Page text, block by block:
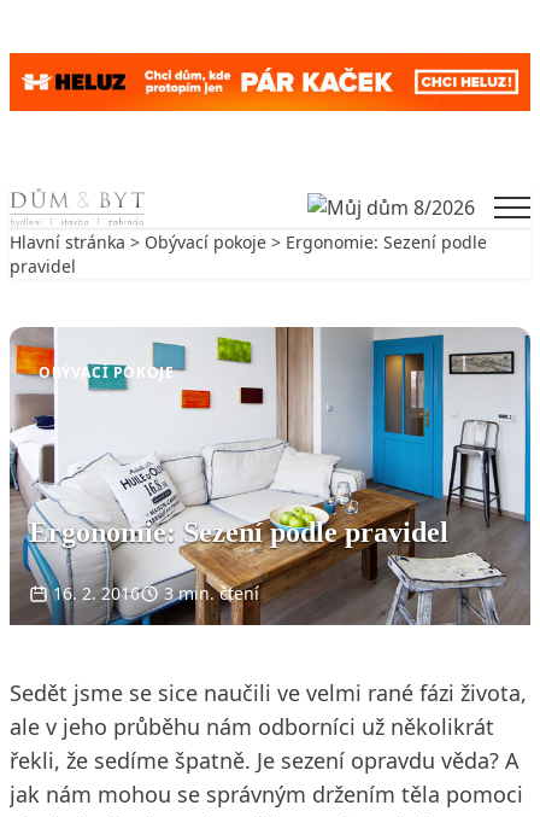
Skip to content
Hlavní stránka > Obývací pokoje > Ergonomie: Sezení podle
pravidel
OBÝVACÍ POKOJE
Ergonomie: Sezení podle pravidel
16. 2. 2016 3 min. čtení
Sedět jsme se sice naučili ve velmi rané fázi života,
ale v jeho průběhu nám odborníci už několikrát
řekli, že sedíme špatně. Je sezení opravdu věda? A
jak nám mohou se správným držením těla pomoci